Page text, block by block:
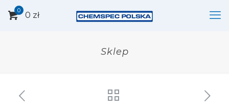
0 0 zł
Sklep